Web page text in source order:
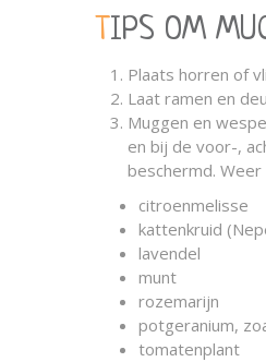
TIPS OM
Plaats horren of
Laat ramen en
Muggen en
en bij de voor-,
beschermd.
citroenmelisse
kattenkruid
lavendel
munt
rozemarijn
potgeranium,
tomatenplant